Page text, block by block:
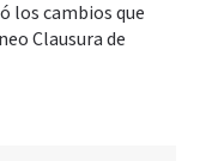
los cambios que
Clausura de